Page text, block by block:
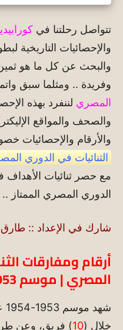
تتواصل رحلتنا في
والإحصائيات التاريخية
والبحث عن كل ما هو
وفريدة .. ومثلما سبق
المصري لننفرد بهذه
والصحف والمواقع
والأرقام والإحصائيات
الثنائيات في الدوري
مع حصر ثنائيات
الدوري المصري الممتاز ..
شارك في الإعداد :: طارق
أرقام ومفارقات
المصري | موسم 1953-1954
شهد موسم 1953-1954 عدد (
خلال (10) فريق، وعن